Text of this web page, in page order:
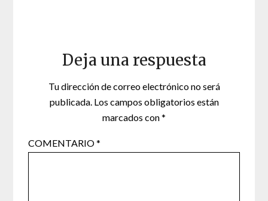
Deja una respuesta
Tu dirección de correo electrónico no será
publicada. Los campos obligatorios están
marcados con*
COMENTARIO*